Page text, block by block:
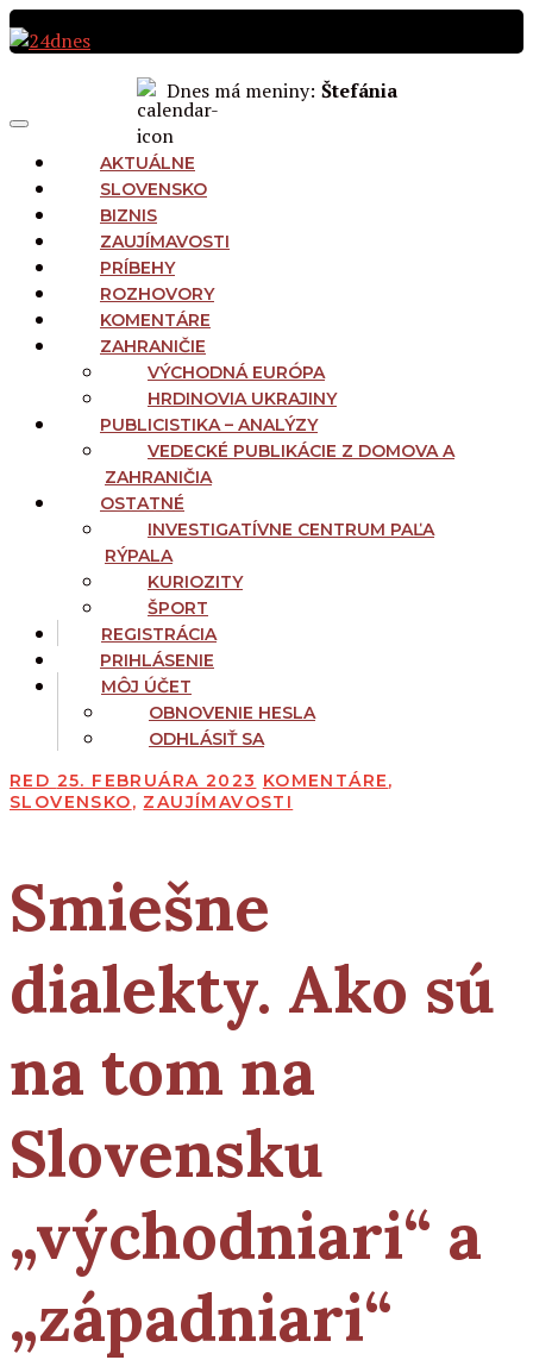
Preskočiť
na
Dnes má meniny: Štefánia
NAVIGATION
Menu
AKTUÁLNE
SLOVENSKO
BIZNIS
ZAUJÍMAVOSTI
PRÍBEHY
ROZHOVORY
KOMENTÁRE
ZAHRANIČIE
VÝCHODNÁ EURÓPA
HRDINOVIA UKRAJINY
PUBLICISTIKA – ANALÝZY
VEDECKÉ PUBLIKÁCIE Z DOMOVA A
ZAHRANIČIA
OSTATNÉ
INVESTIGATÍVNE CENTRUM PAĽA
RÝPALA
KURIOZITY
ŠPORT
REGISTRÁCIA
PRIHLÁSENIE
MÔJ ÚČET
OBNOVENIE HESLA
ODHLÁSIŤ SA
RED 25. FEBRUÁRA 2023 KOMENTÁRE,
SLOVENSKO, ZAUJÍMAVOSTI
Smiešne
dialekty. Ako sú
na tom na
Slovensku
„východniari“ a
„západniari“